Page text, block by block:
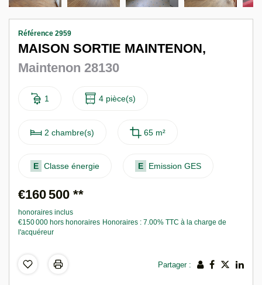
Référence 2959
MAISON SORTIE MAINTENON,
Maintenon 28130
1 4 pièce(s)
2 chambre(s) 65 m²
E Classe énergie E Emission GES
€160 500 **
honoraires inclus
€150 000 hors honoraires Honoraires : 7.00% TTC à la charge de
l'acquéreur
Partager :